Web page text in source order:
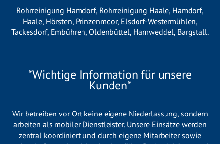
Rohrreinigung Hamdorf, Rohrreinigung Haale, Hamdorf,
Haale, Hörsten, Prinzenmoor, Elsdorf-Westermühlen,
Tackesdorf, Embühren, Oldenbüttel, Hamweddel, Bargstall.
*Wichtige Information für unsere
Kunden*
Wir betreiben vor Ort keine eigene Niederlassung, sondern
arbeiten als mobiler Dienstleister. Unsere Einsätze werden
zentral koordiniert und durch eigene Mitarbeiter sowie